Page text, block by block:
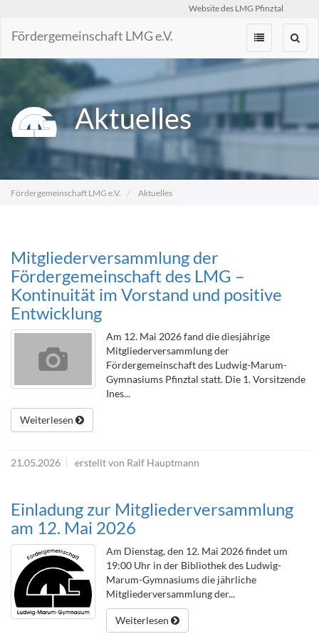
Zum
springen
Website des LMG Pfinztal
Fördergemeinschaft LMG e.V.
Aktuelles
Fördergemeinschaft LMG e.V. Aktuelles
Mitgliederversammlung der
Fördergemeinschaft des LMG –
Kontinuität im Vorstand und positive
Entwicklung
Am 12. Mai 2026 fand die diesjährige
Mitgliederversammlung der
Fördergemeinschaft des Ludwig-Marum-
Gymnasiums Pfinztal statt. Die 1. Vorsitzende
Ines...
Weiterlesen
21.05.2026 erstellt von Ralf Hauptmann
Einladung zur Mitgliederversammlung
am 12. Mai 2026
Am Dienstag, den 12. Mai 2026 findet um
19:00 Uhr in der Bibliothek des Ludwig-
Marum-Gymnasiums die jährliche
Mitgliederversammlung der...
Weiterlesen